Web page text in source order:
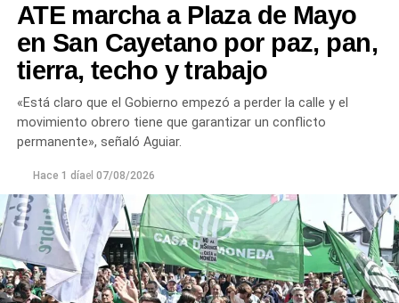
ATE marcha a Plaza de Mayo
en San Cayetano por paz, pan,
tierra, techo y trabajo
«Está claro que el Gobierno empezó a perder la calle y el
movimiento obrero tiene que garantizar un conflicto
permanente», señaló Aguiar.
Hace 1 díael 07/08/2026